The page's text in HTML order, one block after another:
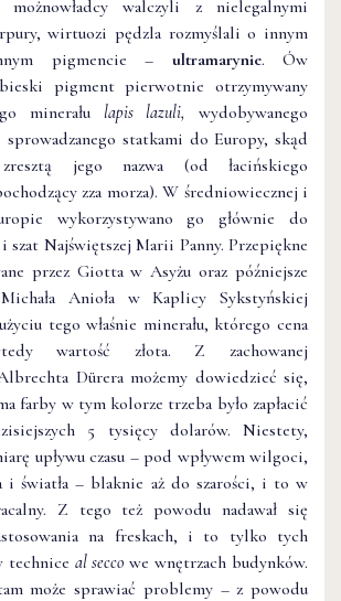
walczyli z nielegalnymi
wirtuozi pędzla rozmyślali o innym
pigmencie – ultramarynie. Ów
pigment pierwotnie otrzymywany
minerału lapis lazuli,wydobywanego
statkami do Europy, skąd
jego nazwa (od łacińskiego
zza morza). W średniowiecznej i
wykorzystywano go głównie do
szat Najświętszej Marii Panny. Przepiękne
przez Giotta w Asyżu oraz późniejsze
Anioła w Kaplicy Sykstyńskiej
tego właśnie minerału, którego cena
wartość złota. Z zachowanej
Dürera możemy dowiedzieć się,
farby w tym kolorze trzeba było zapłacić
5 tysięcy dolarów. Niestety,
upływu czasu – pod wpływem wilgoci,
i światła – blaknie aż do szarości, i to w
Z tego też powodu nadawał się
na freskach, i to tylko tych
technice al secco we wnętrzach budynków.
może sprawiać problemy – z powodu